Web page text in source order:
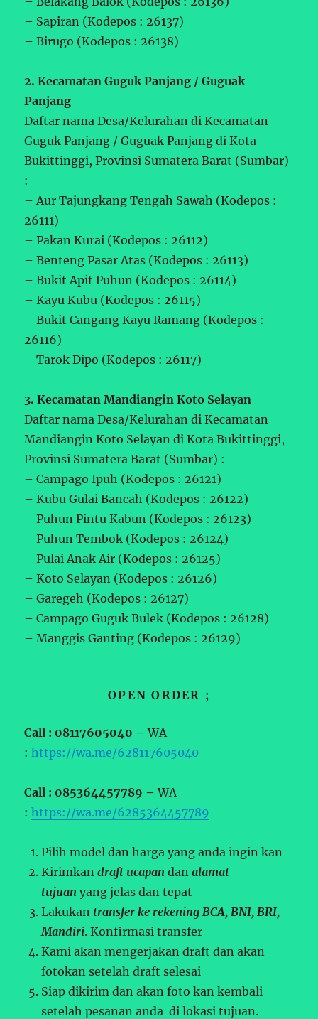
– Sapiran (Kodepos : 26137)
– Birugo (Kodepos : 26138)
2. Kecamatan Guguk Panjang / Guguak
Panjang
Daftar nama Desa/Kelurahan di Kecamatan
Guguk Panjang / Guguak Panjang di Kota
Bukittinggi, Provinsi Sumatera Barat (Sumbar)
:
– Aur Tajungkang Tengah Sawah (Kodepos :
26111)
– Pakan Kurai (Kodepos : 26112)
– Benteng Pasar Atas (Kodepos : 26113)
– Bukit Apit Puhun (Kodepos : 26114)
– Kayu Kubu (Kodepos : 26115)
– Bukit Cangang Kayu Ramang (Kodepos :
26116)
– Tarok Dipo (Kodepos : 26117)
3. Kecamatan Mandiangin Koto Selayan
Daftar nama Desa/Kelurahan di Kecamatan
Mandiangin Koto Selayan di Kota Bukittinggi,
Provinsi Sumatera Barat (Sumbar) :
– Campago Ipuh (Kodepos : 26121)
– Kubu Gulai Bancah (Kodepos : 26122)
– Puhun Pintu Kabun (Kodepos : 26123)
– Puhun Tembok (Kodepos : 26124)
– Pulai Anak Air (Kodepos : 26125)
– Koto Selayan (Kodepos : 26126)
– Garegeh (Kodepos : 26127)
– Campago Guguk Bulek (Kodepos : 26128)
– Manggis Ganting (Kodepos : 26129)
OPEN ORDER ;
Call : 08117605040 –WA
:https://wa.me/628117605040
Call : 085364457789 –WA
:https://wa.me/6285364457789
Pilih model dan harga yang anda ingin kan
Kirimkandraft ucapan danalamat
tujuan yang jelas dan tepat
Lakukan transfer ke rekening BCA, BNI, BRI,
Mandiri. Konfirmasi transfer
Kami akan mengerjakan draft dan akan
fotokan setelah draft selesai
Siap dikirim dan akan foto kan kembali
setelah pesanan anda di lokasi tujuan.